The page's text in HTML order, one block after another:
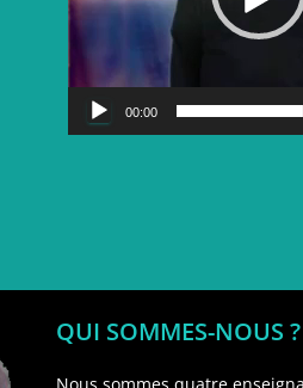
00:00
QUI SOMMES-NOUS ?